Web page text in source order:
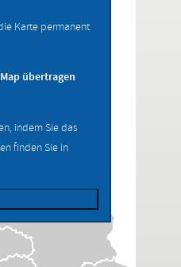
Karte permanent
übertragen
indem Sie das
finden Sie in